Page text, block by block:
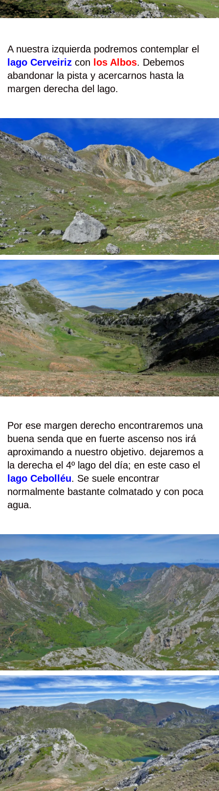
A nuestra izquierda podremos contemplar el
lago Cerveiriz con los Albos. Debemos
abandonar la pista y acercarnos hasta la
margen derecha del lago.
Por ese margen derecho encontraremos una
buena senda que en fuerte ascenso nos irá
aproximando a nuestro objetivo. dejaremos a
la derecha el 4º lago del día; en este caso el
lago Cebolléu. Se suele encontrar
normalmente bastante colmatado y con poca
agua.